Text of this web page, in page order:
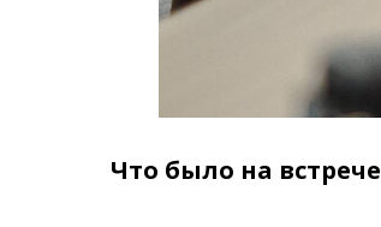
Что было на встрече